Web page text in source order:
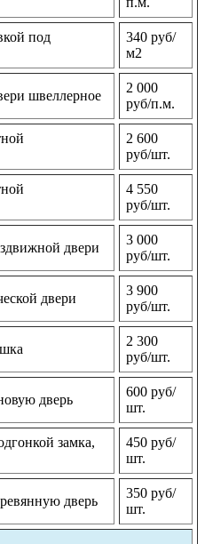
под
340 руб/
м2
швеллерное
2 000
руб/п.м.
2 600
руб/шт.
4 550
руб/шт.
двери
3 000
руб/шт.
двери
3 900
руб/шт.
2 300
руб/шт.
дверь
600 руб/
шт.
замка,
450 руб/
шт.
дверь
350 руб/
шт.